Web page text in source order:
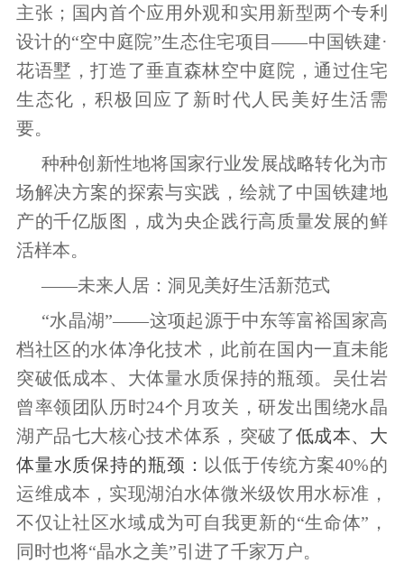
主张；国内首个应用外观和实用新型两个专利
设计的“空中庭院”生态住宅项目——中国铁建·
花语墅，打造了垂直森林空中庭院，通过住宅
生态化，积极回应了新时代人民美好生活需
要。
种种创新性地将国家行业发展战略转化为市
场解决方案的探索与实践，绘就了中国铁建地
产的千亿版图，成为央企践行高质量发展的鲜
活样本。
——未来人居：洞见美好生活新范式
“水晶湖”——这项起源于中东等富裕国家高
档社区的水体净化技术，此前在国内一直未能
突破低成本、大体量水质保持的瓶颈。吴仕岩
曾率领团队历时24个月攻关，研发出围绕水晶
湖产品七大核心技术体系， 突破了低成本、大
体量水质保持的瓶颈： 以低于传统方案40%的
运维成本，实现湖泊水体微米级饮用水标准，
不仅让社区水域成为可自我更新的“生命体”，
同时也将“晶水之美”引进了千家万户。